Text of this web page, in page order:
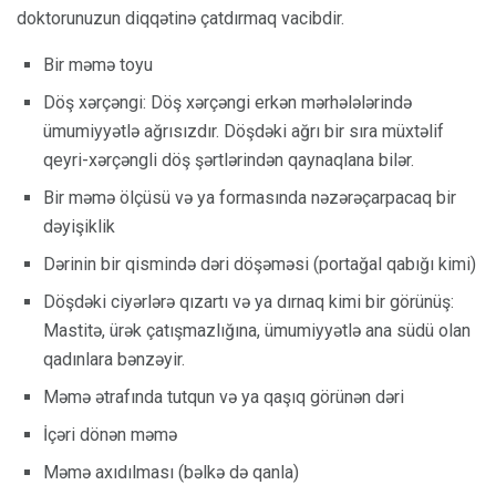
doktorunuzun diqqətinə çatdırmaq vacibdir.
Bir məmə toyu
Döş xərçəngi: Döş xərçəngi erkən mərhələlərində
ümumiyyətlə ağrısızdır. Döşdəki ağrı bir sıra müxtəlif
qeyri-xərçəngli döş şərtlərindən qaynaqlana bilər.
Bir məmə ölçüsü və ya formasında nəzərəçarpacaq bir
dəyişiklik
Dərinin bir qismində dəri döşəməsi (portağal qabığı kimi)
Döşdəki ciyərlərə qızartı və ya dırnaq kimi bir görünüş:
Mastitə, ürək çatışmazlığına, ümumiyyətlə ana südü olan
qadınlara bənzəyir.
Məmə ətrafında tutqun və ya qaşıq görünən dəri
İçəri dönən məmə
Məmə axıdılması (bəlkə də qanla)